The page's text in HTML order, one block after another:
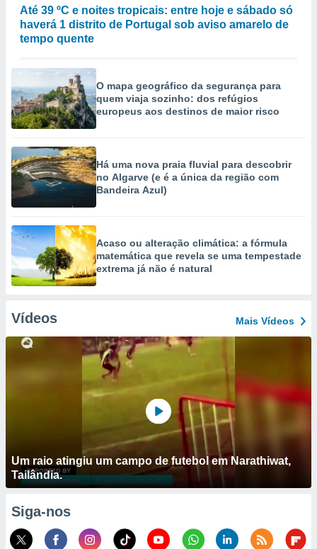
Até 39 ºC e noites tropicais: entre hoje e sábado só
haverá 1 distrito de Portugal sob aviso amarelo de
tempo quente
O mapa geográfico da segurança para
quem viaja sozinho: dos refúgios
europeus aos destinos de maior risco
Há uma nova praia fluvial para descobrir
no Algarve (e é a única da região com
Bandeira Azul)
Acaso ou alteração climática: a fórmula
matemática que revela se uma tempestade
extrema já não é natural
Vídeos Mais Vídeos
Um raio atingiu um campo de futebol em Narathiwat,
Tailândia.
Siga-nos